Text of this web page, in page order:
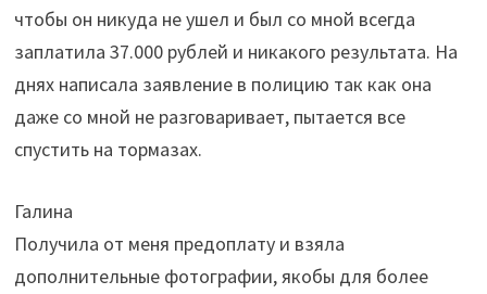
чтобы он никуда не ушел и был со мной всегда
заплатила 37.000 рублей и никакого результата. На
днях написала заявление в полицию так как она
даже со мной не разговаривает, пытается все
спустить на тормазах.
Галина
Получила от меня предоплату и взяла
дополнительные фотографии, якобы для более